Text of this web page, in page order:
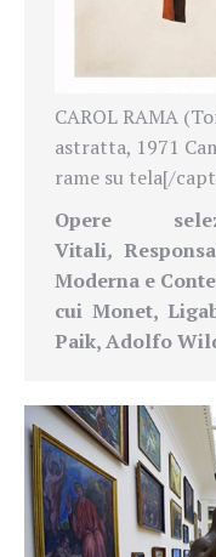
CAROL RAMA
astratta, 1971
rame su tela[/
Opere
Vitali,
Moderna e
cui Monet,
Paik, Adolfo